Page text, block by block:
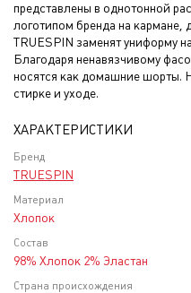
представлены в однотонной
логотипом бренда на
TRUESPIN заменят униформу
Благодаря ненавязчивому
носятся как домашние шорты.
стирке и уходе.
ХАРАКТЕРИСТИКИ
Бренд
TRUESPIN
Материал
Хлопок
Состав
98% Хлопок 2% Эластан
Страна происхождения